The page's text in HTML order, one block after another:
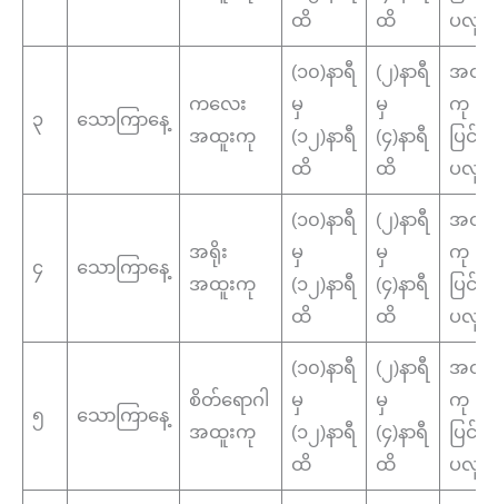
ထိ
ထိ
ပလူန
၃ သောကြာနေ့
ကလေး
အထူးကု
(၁၀)နာရီ
မှ
(၁၂)နာရီ
ထိ
(၂)နာရီ
မှ
(၄)နာရီ
ထိ
အထူး
ကု
ပြင်
ပလူန
၄ သောကြာနေ့
အရိုး
အထူးကု
(၁၀)နာရီ
မှ
(၁၂)နာရီ
ထိ
(၂)နာရီ
မှ
(၄)နာရီ
ထိ
အထူး
ကု
ပြင်
ပလူန
၅ သောကြာနေ့
စိတ်ရောဂါ
အထူးကု
(၁၀)နာရီ
မှ
(၁၂)နာရီ
ထိ
(၂)နာရီ
မှ
(၄)နာရီ
ထိ
အထူး
ကု
ပြင်
ပလူန